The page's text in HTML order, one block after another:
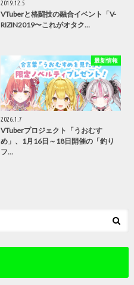
2019.12.5
VTuberと格闘技の融合イベント「V-
RIZIN2019〜これがオタク…
最新情報
2026.1.7
VTuberプロジェクト「うおむす
め」、1月16日～18日開催の「釣り
フ…